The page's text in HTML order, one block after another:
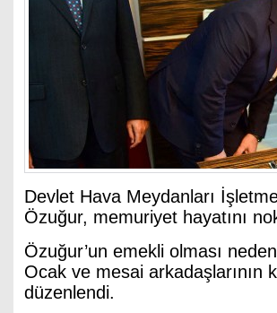
Devlet Hava Meydanları
Özuğur, memuriyet hayatını
Özuğur’un emekli olması
Ocak ve mesai arkadaşlarının
düzenlendi.